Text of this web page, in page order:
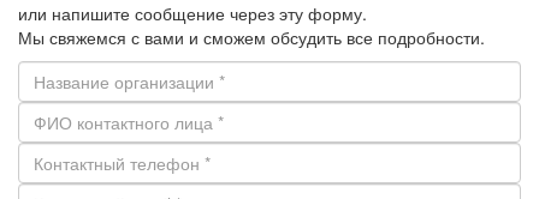
или напишите сообщение через эту форму.
Мы свяжемся с вами и сможем обсудить все подробности.